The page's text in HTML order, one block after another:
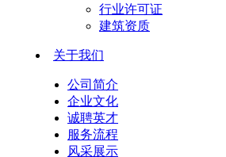
行业许可证
建筑资质
关于我们
公司简介
企业文化
诚聘英才
服务流程
风采展示